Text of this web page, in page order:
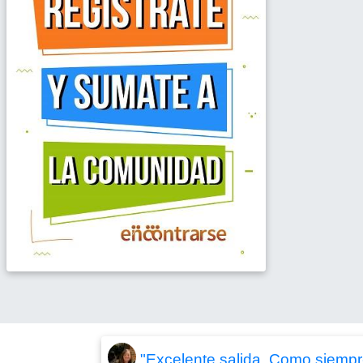
"Excelente salida. Como